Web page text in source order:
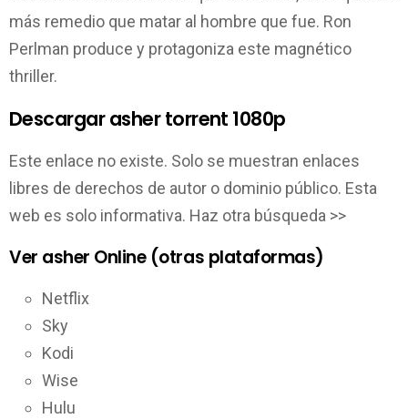
más remedio que matar al hombre que fue. Ron
Perlman produce y protagoniza este magnético
thriller.
Descargar asher torrent 1080p
Este enlace no existe. Solo se muestran enlaces
libres de derechos de autor o dominio público. Esta
web es solo informativa. Haz otra búsqueda >>
Ver asher Online (otras plataformas)
Netflix
Sky
Kodi
Wise
Hulu